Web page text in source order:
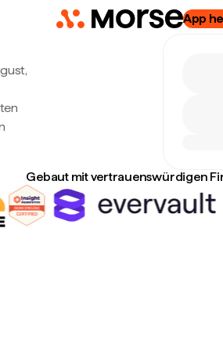
App
Gebaut mit vertrauenswürdigen